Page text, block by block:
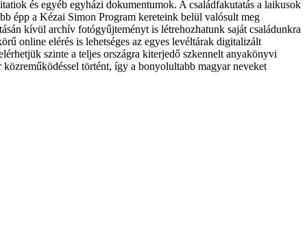
és egyéb egyházi dokumentumok. A családfakutatás a laikusok
épp a Kézai Simon Program kereteink belül valósult meg
kívül archív fotógyűjteményt is létrehozhatunk saját családunkra
online elérés is lehetséges az egyes levéltárak digitalizált
szinte a teljes országra kiterjedő szkennelt anyakönyvi
történt, így a bonyolultabb magyar neveket